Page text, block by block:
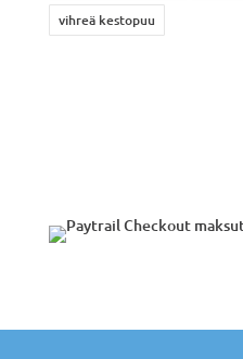
vihreä kestopuu